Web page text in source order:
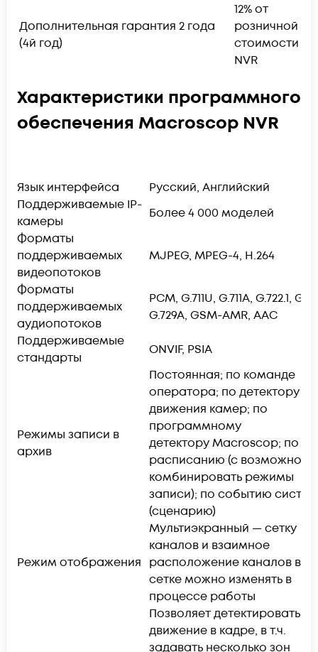
Дополнительная гарантия 2 года
(4й год)
12% от
розничной
стоимости
NVR
Характеристики программного
обеспечения Macroscop NVR
Язык интерфейса
Русский, Английский
Поддерживаемые IP-
камеры
Более 4 000 моделей
Форматы
поддерживаемых
видеопотоков
MJPEG, MPEG-4, H.264
Форматы
поддерживаемых
аудиопотоков
PCM, G.711U, G.711A, G.722.1,
G.729A, GSM-AMR, AAC
Поддерживаемые
стандарты
ONVIF, PSIA
Режимы записи в
архив
Постоянная; по команде
оператора; по детектору
движения камер; по
программному
детектору Macroscop; по
расписанию (с
комбинировать режимы
записи); по событию
(сценарию)
Режим отображения
Мультиэкранный — сетку
каналов и взаимное
расположение каналов в
сетке можно изменять в
процессе работы
Позволяет детектировать
движение в кадре, в т.ч.
задавать несколько зон